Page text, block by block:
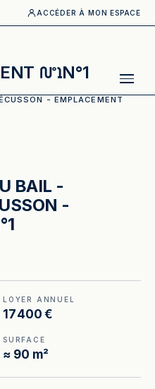
ACCÉDER À MON ESPACE
N°1
- EMPLACEMENT
BAIL -
-
LOYER ANNUEL
17 400 €
SURFACE
≈ 90 m²